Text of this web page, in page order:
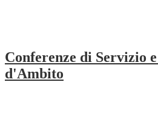
Conferenze di Servizio e
d'Ambito